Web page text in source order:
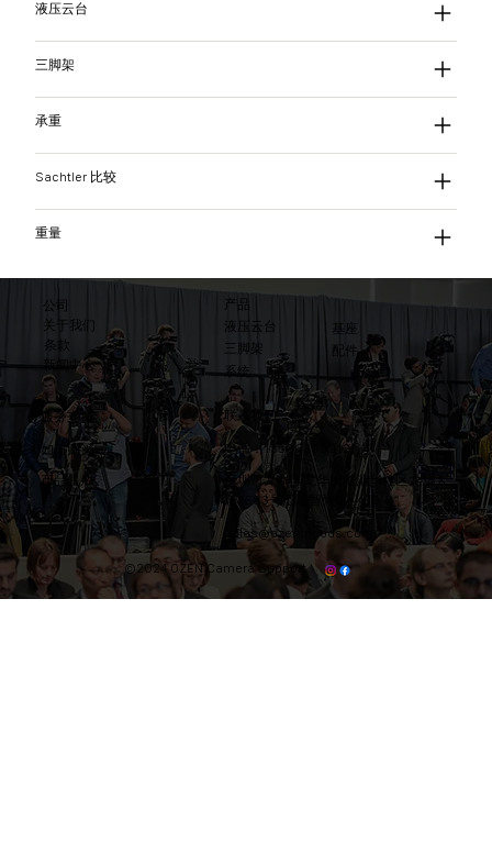
液压云台
三脚架
承重
Sachtler 比较
重量
​服务支持
​如何购买
产品售后
©2024 OZEN Camera Support
基座
公司
关于我们
条款
​新闻中心
产品
液压云台
三脚架
系统
联系我们
电话：13566309212
sales@ozentripods.com
​深圳市龙华区龙华街道清华社区龙华大
道4683号汇隆智尚B区439
配件